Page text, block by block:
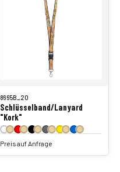
8665B_20
Schlüsselband/Lanyard
"Kork"
Preis auf Anfrage